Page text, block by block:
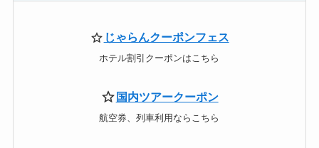
じゃらんクーポンフェス
ホテル割引クーポンはこちら
国内ツアークーポン
航空券、列車利用ならこちら